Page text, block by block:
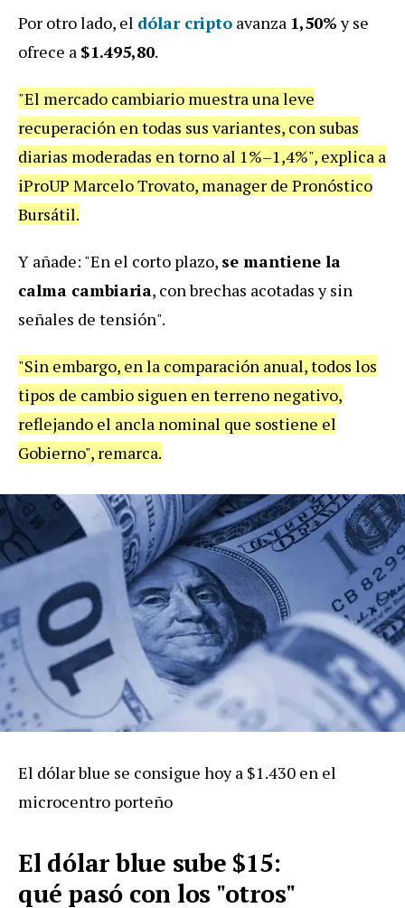
Por otro lado, el dólar cripto avanza 1,50% y se
ofrece a $1.495,80.
"El mercado cambiario muestra una leve
recuperación en todas sus variantes, con subas
diarias moderadas en torno al 1%–1,4%", explica a
iProUP Marcelo Trovato, manager de Pronóstico
Bursátil.
Y añade: "En el corto plazo, se mantiene la
calma cambiaria, con brechas acotadas y sin
señales de tensión".
"Sin embargo, en la comparación anual, todos los
tipos de cambio siguen en terreno negativo,
reflejando el ancla nominal que sostiene el
Gobierno", remarca.
El dólar blue se consigue hoy a $1.430 en el
microcentro porteño
El dólar blue sube $15:
qué pasó con los "otros"